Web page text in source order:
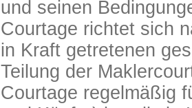
und seinen
Courtage richtet sich
in Kraft getretenen
Teilung der
Courtage regelmäßig